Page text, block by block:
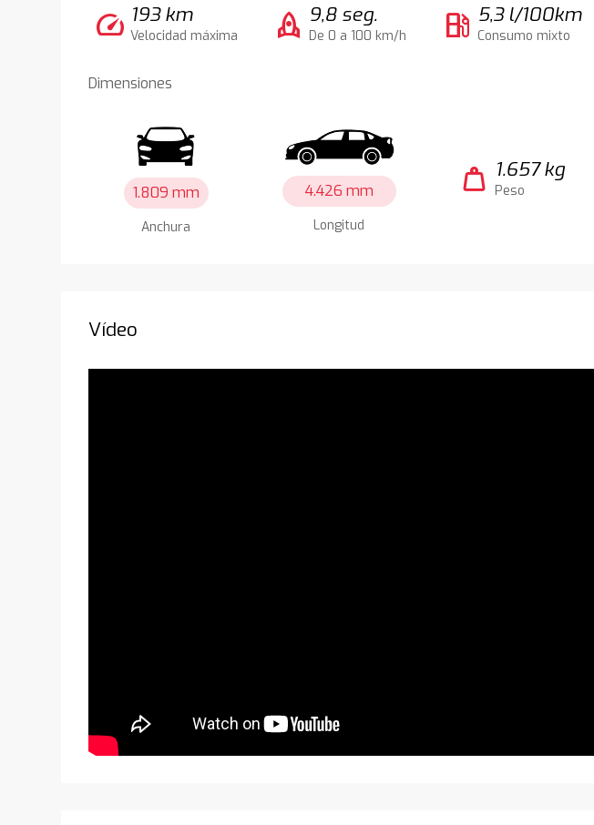
speed 193 km
Velocidad máxima rocket 9,8 seg.
De 0 a 100 km/h local_gas_station 5,3 l/100km
Consumo mixto
Dimensiones
1.809 mm
Anchura
4.426 mm
Longitud
weight 1.657 kg
Peso
Vídeo